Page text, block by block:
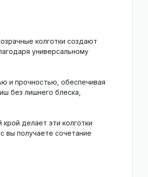
колготки создают
универсальному
и прочностью, обеспечивая
без лишнего блеска,
делает эти колготки
вы получаете сочетание